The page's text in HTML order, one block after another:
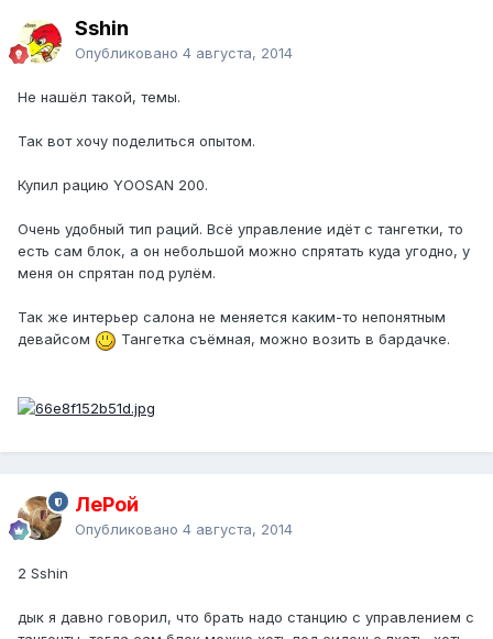
Sshin
Опубликовано 4 августа, 2014
Не нашёл такой, темы.
Так вот хочу поделиться опытом.
Купил рацию YOOSAN 200.
Очень удобный тип раций. Всё управление идёт с тангетки, то
есть сам блок, а он небольшой можно спрятать куда угодно, у
меня он спрятан под рулём.
Так же интерьер салона не меняется каким-то непонятным
девайсом
Тангетка съёмная, можно возить в бардачке.
ЛеРой
Опубликовано 4 августа, 2014
2 Sshin
дык я давно говорил, что брать надо станцию с управлением с